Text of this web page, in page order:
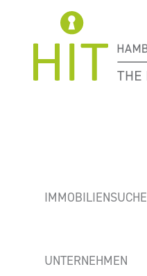
IMMOBILIENSUCHE
UNTERNEHMEN
„PIER81” -
HELLE BÜROS IN